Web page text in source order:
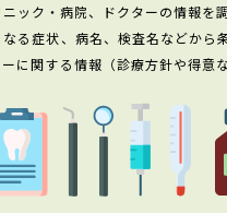
ック・病院、ドクターの情報を
症状、病名、検査名などから
に関する情報（診療方針や得意